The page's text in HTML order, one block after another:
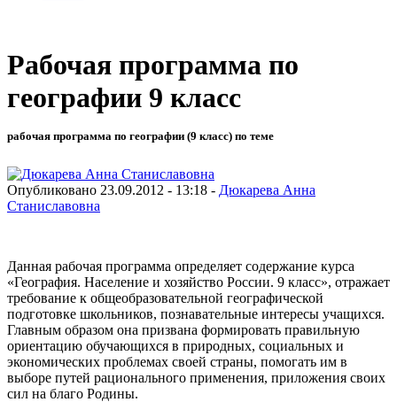
Рабочая программа по
географии 9 класс
рабочая программа по географии (9 класс) по теме
Опубликовано 23.09.2012 - 13:18 - Дюкарева Анна
Станиславовна
Данная рабочая программа определяет содержание курса
«География. Население и хозяйство России. 9 класс», отражает
требование к общеобразовательной географической
подготовке школьников, познавательные интересы учащихся.
Главным образом она призвана формировать правильную
ориентацию обучающихся в природных, социальных и
экономических проблемах своей страны, помогать им в
выборе путей рационального применения, приложения своих
сил на благо Родины.